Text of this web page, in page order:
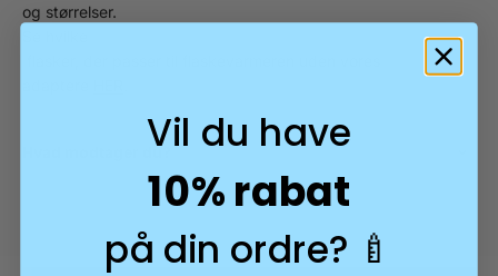
og størrelser.
Hvad modtager du?Vil du have
10% rabat
på din ordre? 🍼